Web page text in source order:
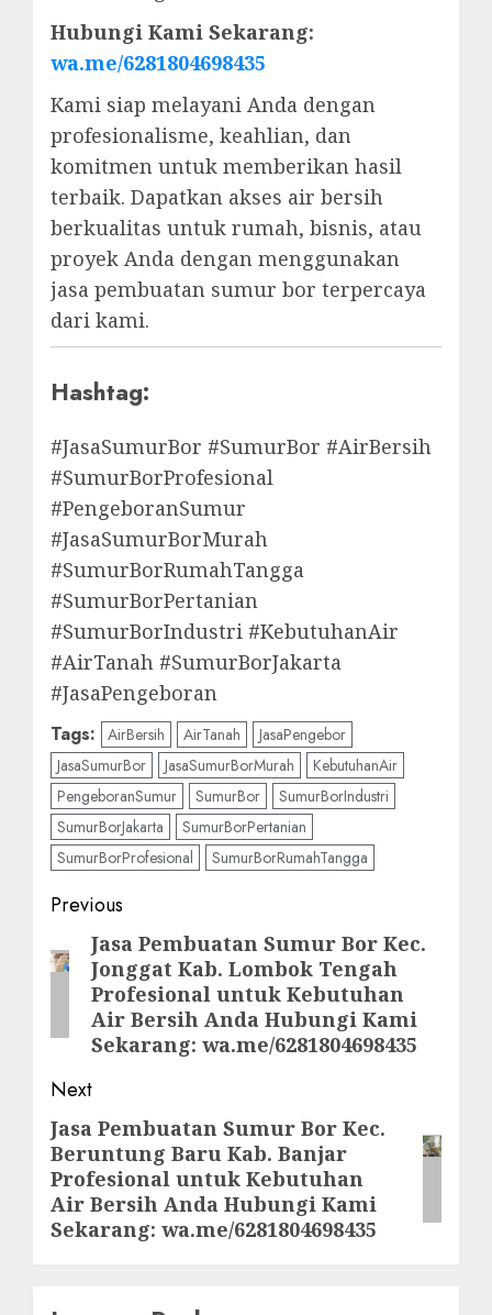
Hubungi Kami Sekarang:
wa.me/6281804698435
Kami siap melayani Anda dengan
profesionalisme, keahlian, dan
komitmen untuk memberikan hasil
terbaik. Dapatkan akses air bersih
berkualitas untuk rumah, bisnis, atau
proyek Anda dengan menggunakan
jasa pembuatan sumur bor terpercaya
dari kami.
Hashtag:
#JasaSumurBor #SumurBor #AirBersih
#SumurBorProfesional
#PengeboranSumur
#JasaSumurBorMurah
#SumurBorRumahTangga
#SumurBorPertanian
#SumurBorIndustri #KebutuhanAir
#AirTanah #SumurBorJakarta
#JasaPengeboran
Tags: AirBersih AirTanah
JasaPengebor
JasaSumurBor
JasaSumurBorMurah
KebutuhanAir
PengeboranSumur
SumurBor
SumurBorIndustri
SumurBorJakarta
SumurBorPertanian
SumurBorProfesional
SumurBorRumahTangga
Post
navigation
Previous
Previous
post:
Jasa Pembuatan Sumur Bor Kec.
Jonggat Kab. Lombok Tengah
Profesional untuk Kebutuhan
Air Bersih Anda Hubungi Kami
Sekarang: wa.me/6281804698435
Next
Next
post:
Jasa Pembuatan Sumur Bor Kec.
Beruntung Baru Kab. Banjar
Profesional untuk Kebutuhan
Air Bersih Anda Hubungi Kami
Sekarang: wa.me/6281804698435